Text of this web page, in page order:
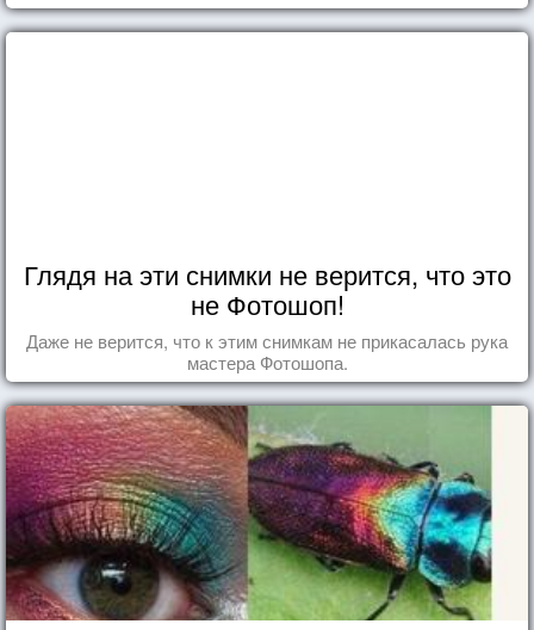
Глядя на эти снимки не верится, что это
не Фотошоп!
Даже не верится, что к этим снимкам не прикасалась рука
мастера Фотошопа.